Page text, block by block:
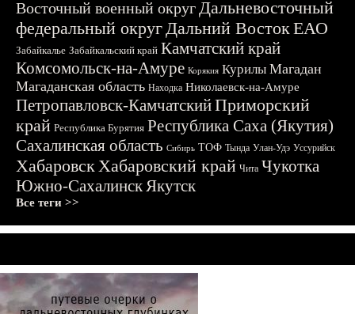
Восточный военный округДальневосточный
федеральный округДальний ВостокЕАО
Забайкалье Забайкальский край Камчатский край
Комсомольск-на-Амуре Корякия Курилы Магадан
Магаданская область Находка Николаевск-на-Амуре
Петропавловск-КамчатскийПриморский
край Республика Бурятия Республика Саха (Якутия)
Сахалинская область Сибирь ТОФ Тында Улан-Удэ Уссурийск
ХабаровскХабаровский край Чита Чукотка
Южно-СахалинскЯкутск
Все теги >>